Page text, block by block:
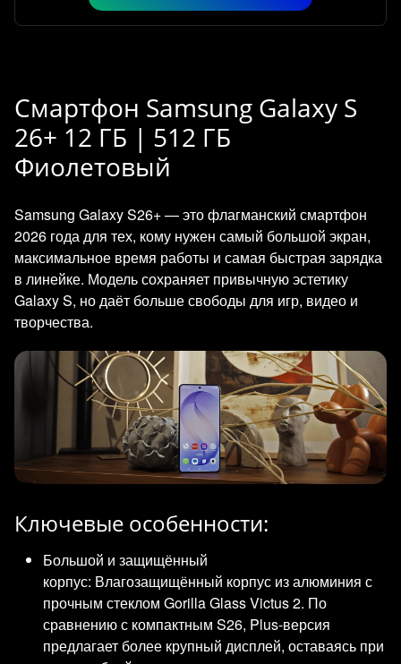
Смартфон Samsung Galaxy S
26+ 12 ГБ | 512 ГБ
Фиолетовый
Samsung Galaxy S26+ — это флагманский смартфон
2026 года для тех, кому нужен самый большой экран,
максимальное время работы и самая быстрая зарядка
в линейке. Модель сохраняет привычную эстетику
Galaxy S, но даёт больше свободы для игр, видео и
творчества.
Ключевые особенности:
Большой и защищённый
корпус: Влагозащищённый корпус из алюминия с
прочным стеклом Gorilla Glass Victus 2. По
сравнению с компактным S26, Plus-версия
предлагает более крупный дисплей, оставаясь при